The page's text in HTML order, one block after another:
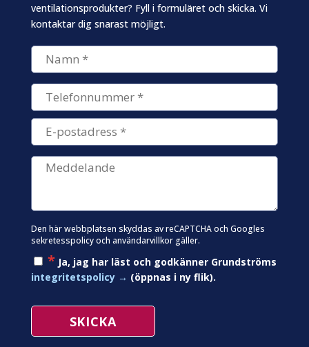
ventilationsprodukter? Fyll i formuläret och skicka. Vi
kontaktar dig snarast möjligt.
Den här webbplatsen skyddas av reCAPTCHA och Googles
sekretesspolicyoch användarvillkorgäller.
*Ja, jag har läst och godkänner Grundströms
integritetspolicy
(öppnas i ny flik).